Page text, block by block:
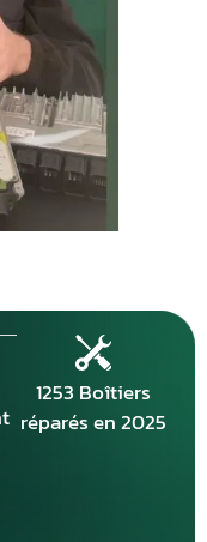
1253 Boîtiers
réparés en 2025